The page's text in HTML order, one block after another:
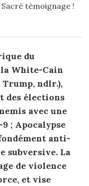
témoignage !
du
White-Cain
ndlr.),
des élections
avec une
; Apocalypse
anti-
subversive. La
de violence
et vise